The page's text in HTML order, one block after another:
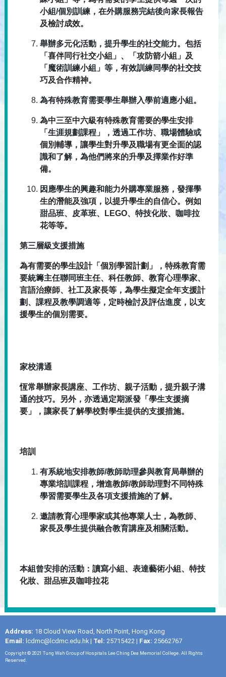
小組/個別訓練，在外購服務完結後向家長報告
及檢討成效。
舉辦多元化活動，提升學生的社交能力。包括
「喜伴同行社交小組」、「攻防箭小組」及
「魔術訓練小組」等，有效訓練同學的社交技
巧及合作精神。
為有特殊教育需要學生舉辦入學前適應小組。
為中三至中六級有特殊教育需要的學生安排
「生涯規劃課程」，透過工作坊、職場體驗或
個別輔導，讓學生對升學及職場有更全面的認
識和了解，為他們將來的升學及擇業作好準
備。
因應學生的興趣和能力外購專業服務，發揮學
生的潛能及強項，以提升學生的自信心。例如
甜品班、皮革班、LEGO、特技化妝、咖啡拉
花等等。
第三層級支援措施
為有需要的學生設計「個別學習計劃」，特殊教育需
要統籌主任聯同班主任、科任教師、教育心理學家、
言語治療師、社工及家長等，為學生擬定全年支援計
劃、課程及教學調適等，定時檢討及評估進度，以支
援學生的個別需要。
家校溝通
恆常舉辦家長講座、工作坊、親子活動，提升親子溝
通的技巧。另外，亦透過定期派發「學生支援摘
要」，讓家長了解學校對學生提供的支援措施。
培訓
有系統地安排教師/教師助理參與教育局舉辦的
專業培訓課程，增進教師/教師助理對不同特殊
學習需要學生及各項支援措施的了解。
邀請教育心理學家或其他專業人士，為教師、
家長及學生提供融合教育講座及相關活動。
本組曾安排的活動：讀寫小組、表達藝術小組、特技
化妝、甜品班及咖啡拉花
Address: 18 Cloud View Road, North Point, Hong Kong
Email: lcdmc@lcdmc.edu.hk | Tel: 25715422 | Fax: 25662767
Copyright © 2021 Tung Wah Group of Hospitals Lee Ching Dea Memorial College. All Rights
Reserved.